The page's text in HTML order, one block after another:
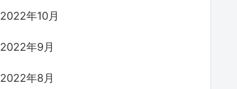
2022年10月
2022年9月
2022年8月